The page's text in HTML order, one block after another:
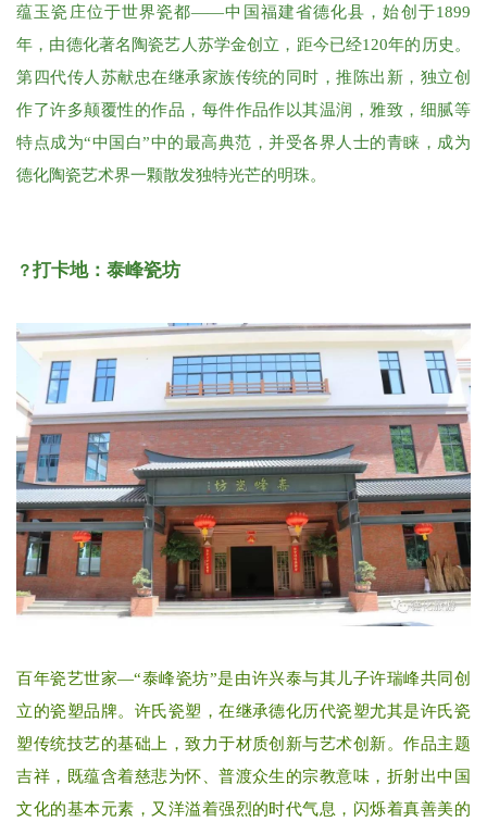
蕴玉瓷庄位于世界瓷都——中国福建省德化县，始创于1899
年，由德化著名陶瓷艺人苏学金创立，距今已经120年的历史。
第四代传人苏献忠在继承家族传统的同时，推陈出新，独立创
作了许多颠覆性的作品， 每件作品作以其温润，雅致，细腻等
特点成为“中国白”中的最高典范，并受各界人士的青睐， 成为
德化陶瓷艺术界一颗散发独特光芒的明珠。
？打卡地：泰峰瓷坊
百年瓷艺世家—“泰峰瓷坊”是由许兴泰与其儿子许瑞峰共同创
立的瓷塑品牌。许氏瓷塑，在继承德化历代瓷塑尤其是许氏瓷
塑传统技艺的基础上，致力于材质创新与艺术创新。作品主题
吉祥，既蕴含着慈悲为怀、普渡众生的宗教意味，折射出中国
文化的基本元素，又洋溢着强烈的时代气息，闪烁着真善美的